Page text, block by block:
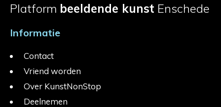
Platform beeldende kunst Enschede
Informatie
Contact
Vriend worden
Over KunstNonStop
Deelnemen